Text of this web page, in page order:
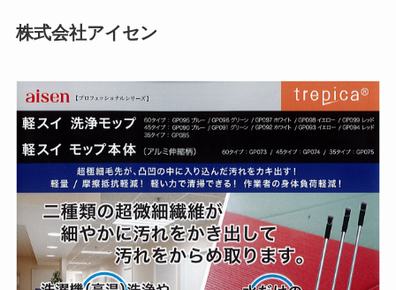
株式会社アイセン